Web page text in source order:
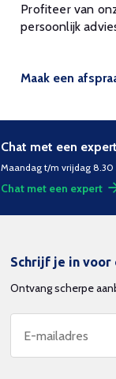
Profiteer van
persoonlijk
Maak een
Chat met een expert
Maandag t/m vrijdag 8.30
Chat met een expert
Schrijf je in
Ontvang scherpe